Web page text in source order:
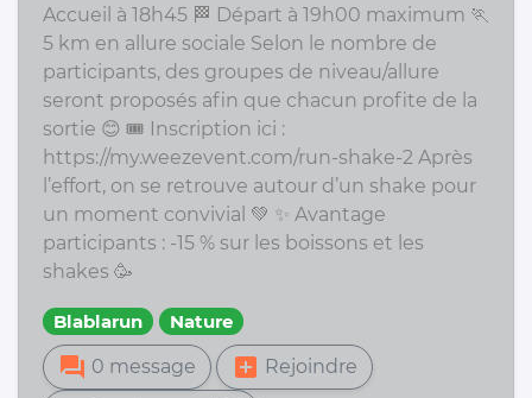
Accueil à 18h45 🏁 Départ à 19h00 maximum 🏃
5 km en allure sociale Selon le nombre de
participants, des groupes de niveau/allure
seront proposés afin que chacun profite de la
sortie 😊 🎟️ Inscription ici :
https://my.weezevent.com/run-shake-2 Après
l’effort, on se retrouve autour d’un shake pour
un moment convivial 💚 ✨ Avantage
participants : -15 % sur les boissons et les
shakes 🥳
Blablarun Nature
forum 0 message add_box Rejoindre